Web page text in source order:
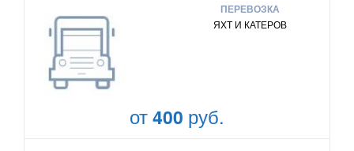
ПЕРЕВОЗКА
ЯХТ И КАТЕРОВ
от400 руб.